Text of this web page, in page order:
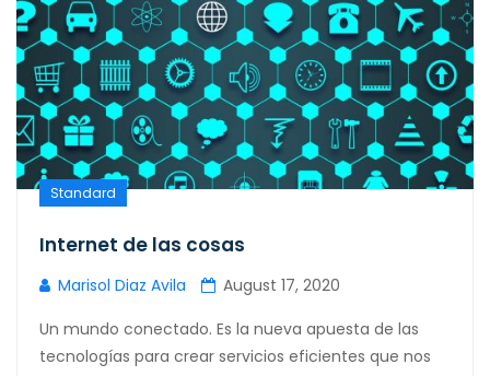
Standard
Internet de las cosas
Marisol Diaz Avila
August 17, 2020
Un mundo conectado. Es la nueva apuesta de las
tecnologías para crear servicios eficientes que nos